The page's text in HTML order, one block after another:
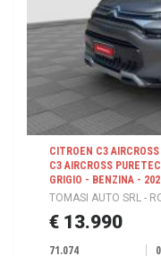
CITROEN C3
C3 AIRCROSS
GRIGIO - BENZINA -
TOMASI AUTO SRL -
€ 13.990
71.074